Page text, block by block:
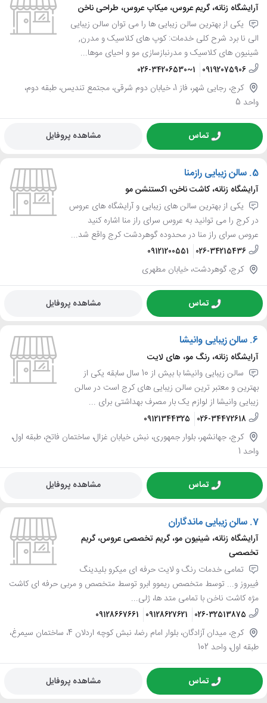
آرایشگاه زنانه، گریم عروس، میکاپ عروس، طراحی ناخن
یکی از بهترین سالن زیبایی ها را می توان سالن زیبایی
الی نا برد شرح کلی خدمات: کوپ های کلاسیک و مدرن,
شینیون های کلاسیک و مدرنبازسازی مو و احیای موها...
09192075906
026-34206530~1
کرج، رجایی شهر، فاز 1، خیابان دوم شرقی، مجتمع تندیس، طبقه دوم،
واحد 5
تماس مشاهده پروفایل
5. سالن زیبایی رازمنا
آرایشگاه زنانه، کاشت ناخن، اکستنشن مو
یکی از بهترین سالن های زیبایی و آرایشگاه های عروس
در کرج را می توانید به عروس سرای راز منا اشاره کنید
عروس سرای راز منا در محدوده گوهردشت کرج واقع شد...
026-34215436
09121200551
کرج، گوهردشت، خیابان مطهری
تماس مشاهده پروفایل
6. سالن زیبایی وانیشا
آرایشگاه زنانه، رنگ مو، های لایت
سالن زیبایی وانیشا با بیش از 10 سال سابقه یکی از
بهترین و معتبر ترین سالن زیبایی های کرج است در سالن
زیبایی وانیشا از لوازم یک بار مصرف بهداشتی برای ...
026-34472618
09121344325
کرج، جهانشهر، بلوار جمهوری، نبش خیابان غزال، ساختمان فاتح، طبقه اول،
واحد 1
تماس مشاهده پروفایل
7. سالن زیبایی ماندگاران
آرایشگاه زنانه، شینیون مو، گریم تخصصی عروس، گریم
تخصصی
تمامی خدمات رنگ و لایت حرفه ای میکرو بلیدینگ
فیبروز و... توسط متخصص ریموو ابرو توسط متخصص و مربی حرفه ای کاشت
مژه کاشت ناخن با تمامی متد ها، ژلی...
026-32513875
09128627621
09128667661
کرج، میدان آزادگان، بلوار امام رضا، نبش کوچه اردلان 4، ساختمان سیمرغ،
طبقه اول، واحد 102
تماس مشاهده پروفایل